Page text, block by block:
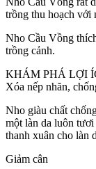
trồng thu hoạch với
Nho Cầu Vồng
trồng cảnh.
KHÁM PHÁ LỢI
Xóa nếp nhăn,
Nho giàu chất
một làn da luôn
thanh xuân cho làn
Giảm cân